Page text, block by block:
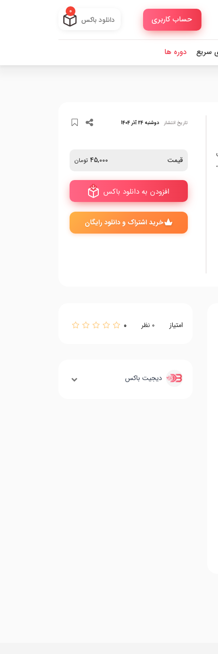
حساب کاربری دانلود باکس
0
سریع دوره ها
تاریخ انتشار دوشنبه 24 آذر 1404
قیمت 45,000 تومان
افزودن به دانلود باکس
خرید اشتراک و دانلود رایگان
امتیاز 0 نظر 0
دیجیت باکس